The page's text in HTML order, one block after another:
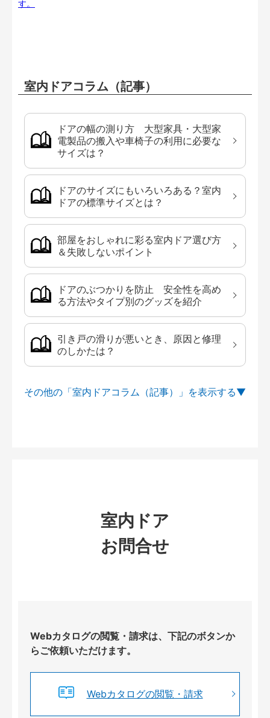
す。
室内ドアコラム（記事）
ドアの幅の測り方 大型家具・大型家
電製品の搬入や車椅子の利用に必要な
サイズは？
ドアのサイズにもいろいろある？室内
ドアの標準サイズとは？
部屋をおしゃれに彩る室内ドア選び方
＆失敗しないポイント
ドアのぶつかりを防止 安全性を高め
る方法やタイプ別のグッズを紹介
引き戸の滑りが悪いとき、原因と修理
のしかたは？
その他の「室内ドアコラム（記事）」を
室内ドア
お問合せ
Webカタログの閲覧・請求は、下記のボタンか
らご依頼いただけます。
Webカタログの閲覧・請求